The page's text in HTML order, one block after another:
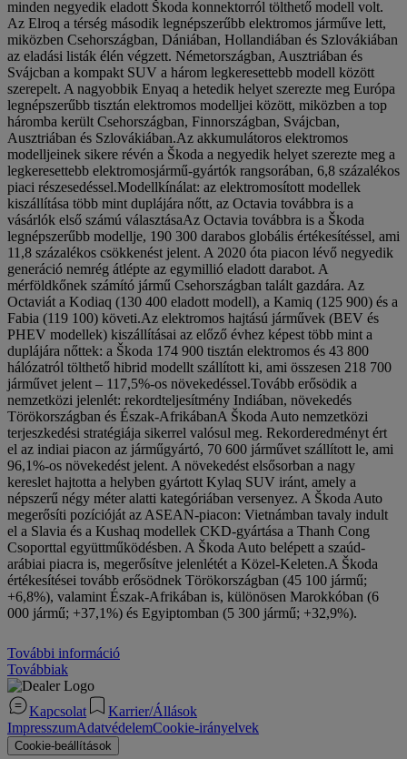
minden negyedik eladott Škoda konnektorról tölthető modell volt.
Az Elroq a térség második legnépszerűbb elektromos járműve lett,
miközben Csehországban, Dániában, Hollandiában és Szlovákiában
az eladási listák élén végzett. Németországban, Ausztriában és
Svájcban a kompakt SUV a három legkeresettebb modell között
szerepelt. A nagyobbik Enyaq a hetedik helyet szerezte meg Európa
legnépszerűbb tisztán elektromos modelljei között, miközben a top
háromba került Csehországban, Finnországban, Svájcban,
Ausztriában és Szlovákiában.Az akkumulátoros elektromos
modelljeinek sikere révén a Škoda a negyedik helyet szerezte meg a
legkeresettebb elektromosjármű-gyártók rangsorában, 6,8 százalékos
piaci részesedéssel.Modellkínálat: az elektromosított modellek
kiszállítása több mint duplájára nőtt, az Octavia továbbra is a
vásárlók első számú választásaAz Octavia továbbra is a Škoda
legnépszerűbb modellje, 190 300 darabos globális értékesítéssel, ami
11,8 százalékos csökkenést jelent. A 2020 óta piacon lévő negyedik
generáció nemrég átlépte az egymillió eladott darabot. A
mérföldkőnek számító jármű Csehországban talált gazdára. Az
Octaviát a Kodiaq (130 400 eladott modell), a Kamiq (125 900) és a
Fabia (119 100) követi.Az elektromos hajtású járművek (BEV és
PHEV modellek) kiszállításai az előző évhez képest több mint a
duplájára nőttek: a Škoda 174 900 tisztán elektromos és 43 800
hálózatról tölthető hibrid modellt szállított ki, ami összesen 218 700
járművet jelent – 117,5%-os növekedéssel.Tovább erősödik a
nemzetközi jelenlét: rekordteljesítmény Indiában, növekedés
Törökországban és Észak-AfrikábanA Škoda Auto nemzetközi
terjeszkedési stratégiája sikerrel valósul meg. Rekorderedményt ért
el az indiai piacon az járműgyártó, 70 600 járművet szállított le, ami
96,1%-os növekedést jelent. A növekedést elsősorban a nagy
kereslet hajtotta a helyben gyártott Kylaq SUV iránt, amely a
népszerű négy méter alatti kategóriában versenyez. A Škoda Auto
megerősíti pozícióját az ASEAN-piacon: Vietnámban tavaly indult
el a Slavia és a Kushaq modellek CKD-gyártása a Thanh Cong
Csoporttal együttműködésben. A Škoda Auto belépett a szaúd-
arábiai piacra is, megerősítve jelenlétét a Közel-Keleten.A Škoda
értékesítései tovább erősödnek Törökországban (45 100 jármű;
+6,8%), valamint Észak-Afrikában is, különösen Marokkóban (6
000 jármű; +37,1%) és Egyiptomban (5 300 jármű; +32,9%).
További információ
Továbbiak
Kapcsolat
Karrier/Állások
ImpresszumAdatvédelemCookie-irányelvek
Cookie-beállítások